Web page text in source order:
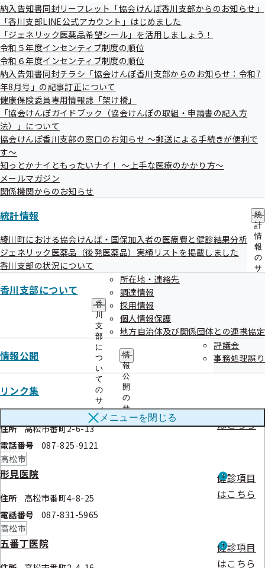
の
サ
ー
納入告知書同封リーフレット「協会けんぽ香川支部からのお知らせ」
「香川支部LINE公式アカウント」はじめました
「ジェネリック医薬品希望シール」を活用しましょう！
令和５年度インセンティブ制度の順位
令和６年度インセンティブ制度の順位
納入告知書同封チラシ「協会けんぽ香川支部からのお知らせ：令和7
年8月号」の記事訂正について
健康保険委員専用情報誌「架け橋」
「協会けんぽガイドブック（協会けんぽの取組・申請書の記入方
法）」について
協会けんぽ香川支部の窓口のお知らせ ～郵送による手続きが便利で
す～
知っとかナイともったいナイ！ ～上手な医療のかかり方～
メールマガジン
関係機関からのお知らせ
統計情報
統
計
情
報
の
サ
綾川町における協会けんぽ・国保加入者の医療費と健診結果分析
ジェネリック医薬品（後発医薬品）実績リストを掲載しました
香川支部の状況について
香川支部について
香
川
支
部
に
つ
い
て
の
サ
ブ
メ
ュ
所在地・連絡先
調達情報
採用情報
個人情報保護
地方自治体及び関係団体との連携協定
情報公開
情
報
公
開
の
サ
ブ
メ
評議会
事務処理誤り
リンク集
メニューを閉じる
高松市
医療法人社団慈和会 高松ささき内科 ハートク
リニック
住所 高松市扇町1-24-5
電話番号 087-851-6688
高松市
医療法人福生会 多田羅内科クリニック
住所
高松市番町3-3-1
電話番号
健診項目
高松市
整形外科 吉峰病院
電話番号
はこちら
高松市
医療法人社団康生会 高松大林病院
住所 高松市番町1-10-3
電話番号 087-862-1231
健診項目
はこちら
一般財団法人 三宅医学研究所附属 セントラル
パーククリニック
住所 高松市番町1-10-16
電話番号 087-863-4560
健診項目
はこちら
高松市
医療法人社団 とみおか内科クリニック
住所 高松市番町2-6-13
電話番号
087-825-9121
健診項目
はこちら
高松市
形見医院
住所
高松市番町4-8-25
電話番号
087-831-5965
健診項目
はこちら
高松市
五番丁医院
健診項目
はこちら